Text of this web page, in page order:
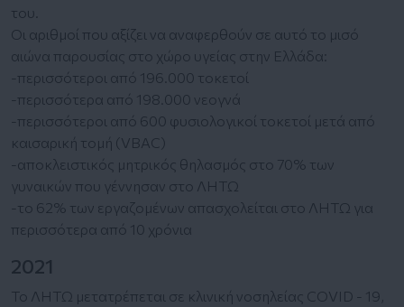
του.
Οι αριθμοί που αξίζει να αναφερθούν σε αυτό το μισό
αιώνα παρουσίας στο χώρο υγείας στην Ελλάδα:
-περισσότεροι από 196.000 τοκετοί
-περισσότερα από 198.000 νεογνά
-περισσότεροι από 600 φυσιολογικοί τοκετοί μετά από
καισαρική τομή (VBAC)
-αποκλειστικός μητρικός θηλασμός στο 70% των
γυναικών που γέννησαν στο ΛΗΤΩ
-το 62% των εργαζομένων απασχολείται στο ΛΗΤΩ για
περισσότερα από 10 χρόνια
2021
To ΛΗΤΩ μετατρέπεται σε κλινική νοσηλείας COVID - 19,